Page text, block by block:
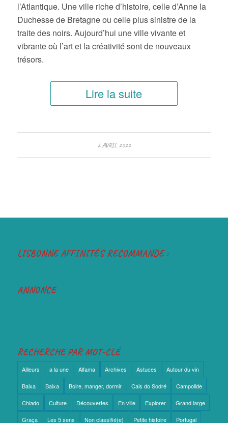
l’Atlantique. Une ville riche d’histoire, celle d’Anne la
Duchesse de Bretagne ou celle plus sinistre de la
traite des noirs. Aujourd’hui une ville vivante et
vibrante où l’art et la créativité sont de nouveaux
trésors.
Lire la suite
2 AVRIL 2022
LISBONNE AFFINITÉS RECOMMANDE :
ANNONCE
RECHERCHE PAR MOT-CLÉ
Ailleurs a la une Alfama Archives Astuces Autour du vin
Baixa Baixa Boire, manger, dormir Cais do Sodré Campolide
Chiado Culture Découvertes En ville Explorer Grand large
Graça Les 5 sens Non classifié(e) Petite histoire Portugal